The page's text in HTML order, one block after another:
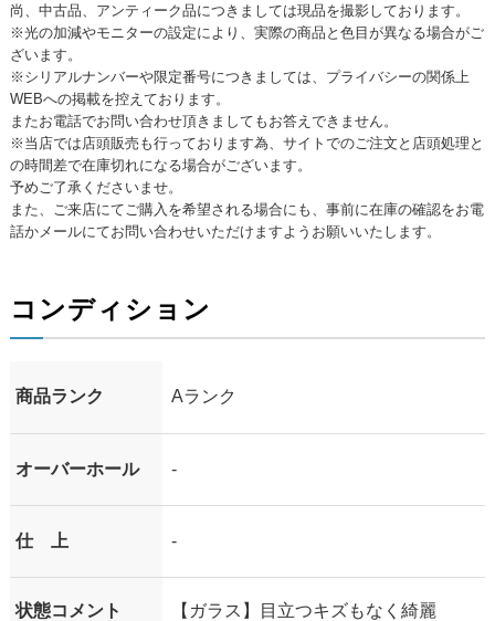
尚、中古品、アンティーク品につきましては現品を撮影しております。
※光の加減やモニターの設定により、実際の商品と色目が異なる場合がご
ざいます。
※シリアルナンバーや限定番号につきましては、プライバシーの関係上
WEBへの掲載を控えております。
またお電話でお問い合わせ頂きましてもお答えできません。
※当店では店頭販売も行っております為、サイトでのご注文と店頭処理と
の時間差で在庫切れになる場合がございます。
予めご了承くださいませ。
また、ご来店にてご購入を希望される場合にも、事前に在庫の確認をお電
話かメールにてお問い合わせいただけますようお願いいたします。
コンディション
商品ランク Aランク
オーバーホール -
仕 上 -
状態コメント
【ガラス】目立つキズもなく綺麗